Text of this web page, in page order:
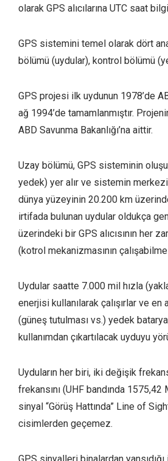
olarak GPS alıcılarına UTC saat
GPS sistemini temel olarak dört
bölümü (uydular), kontrol bölümü
GPS projesi ilk uydunun 1978’de
ağ 1994’de tamamlanmıştır.
ABD Savunma Bakanlığı’na aittir.
Uzay bölümü, GPS sisteminin
yedek) yer alır ve sistemin
dünya yüzeyinin 20.200 km
irtifada bulunan uydular oldukça
üzerindeki bir GPS alıcısının her
(kotrol mekanizmasının
Uydular saatte 7.000 mil hızla
enerjisi kullanılarak çalışırlar ve
(güneş tutulması vs.) yedek
kullanımdan çıkartılacak uyduyu
Uyduların her biri, iki değişik
frekansını (UHF bandında
sinyal “Görüş Hattında” Line of
cisimlerden geçemez.